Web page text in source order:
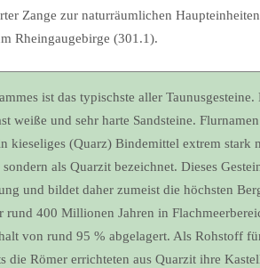
Zange zur naturräumlichen
Rheingaugebirge (301.1).
ist das typischste aller
weiße und sehr harte Sandsteine.
kieseliges (Quarz) Bindemittel extrem stark
als Quarzit bezeichnet. Dieses
und bildet daher zumeist die höchsten
rund 400 Millionen Jahren in
von rund 95 % abgelagert. Als Rohstoff
die Römer errichteten aus Quarzit ihre